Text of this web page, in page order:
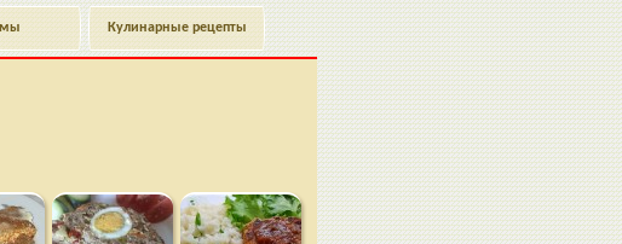
Кулинарные рецепты